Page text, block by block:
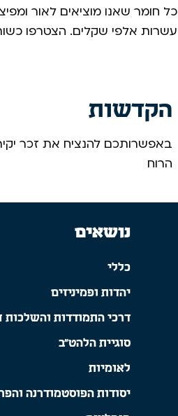
כל חומר שאנו מוציאים לאור
עשרות אלפי שקלים. הצטרפו
הקדשות
באפשרותכם להנציח את זכר
הרוח
נושאים
כללי
יהדות ופמיניזים
דרכי התמודדות והשלכות
סוגיית הלהט"ב
לאומיות
יסודות הפוסטמודרנה